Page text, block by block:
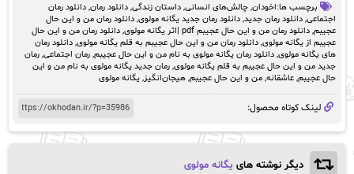
برچسب ها:اخودان, چالش‌های انسانی, داستان زندگی, دانلود رمان, دانلود رمان
اجتماعی, دانلود رمان جدید, دانلود رمان جدید یگانه مولوی, دانلود رمان من و این حال
عجیبم, دانلود رمان من و این حال عجیبم pdf |اثر یگانه مولوی , دانلود رمان من و این حال
عجیبم از یگانه مولوی, دانلود رمان من و این حال عجیبم به قلم یگانه مولوی, دانلود رمان
های یگانه مولوی, دانلود رمان یگانه مولوی به نام من و این حال عجیبم, رمان‌ اجتماعی, رمان
جدید من و این حال عجیبم به قلم یگانه مولوی, رمان جدید یگانه مولوی به نام من و این
حال عجیبم, عاشقانه, من و این حال عجیبم, هیجان‌انگیز, یگانه مولوی
لینک کوتاه محصول:
دیگر نوشته های یگانه مولوی